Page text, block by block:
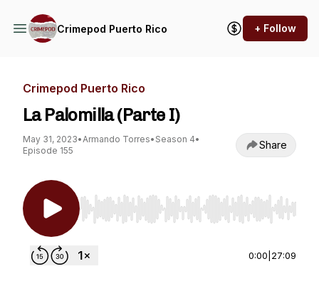
Crimepod Puerto Rico + Follow
Crimepod Puerto Rico
La Palomilla (Parte I)
May 31, 2023•Armando Torres• Season 4•
Episode 155
Share
Use Left/Right to seek, Home/End to jump to
0:00 27:09